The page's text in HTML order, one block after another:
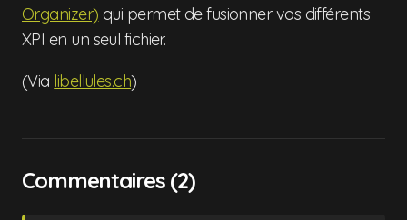
Organizer) qui permet de fusionner vos différents
XPI en un seul fichier.
(Via libellules.ch)
Commentaires (2)